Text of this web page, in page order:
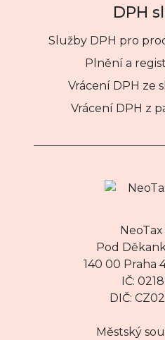
DPH
Služby DPH pro
Plnění a
Vrácení DPH ze
Vrácení DPH z
NeoTax
Pod
140 00 Praha
IČ:
DIČ:
Městský